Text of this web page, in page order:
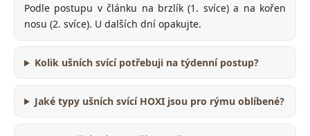
Podle postupu v článku na brzlík (1. svíce) a na kořen
nosu (2. svíce). U dalších dní opakujte.
Kolik ušních svící potřebuji na týdenní postup?
Jaké typy ušních svící HOXI jsou pro rýmu oblíbené?